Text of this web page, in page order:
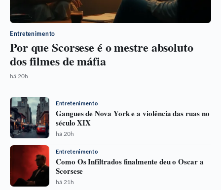
Entretenimento
Por que Scorsese é o mestre absoluto
dos filmes de máfia
há 20h
Entretenimento
Gangues de Nova York e a violência das ruas no
século XIX
há 20h
Entretenimento
Como Os Infiltrados finalmente deu o Oscar a
Scorsese
há 21h